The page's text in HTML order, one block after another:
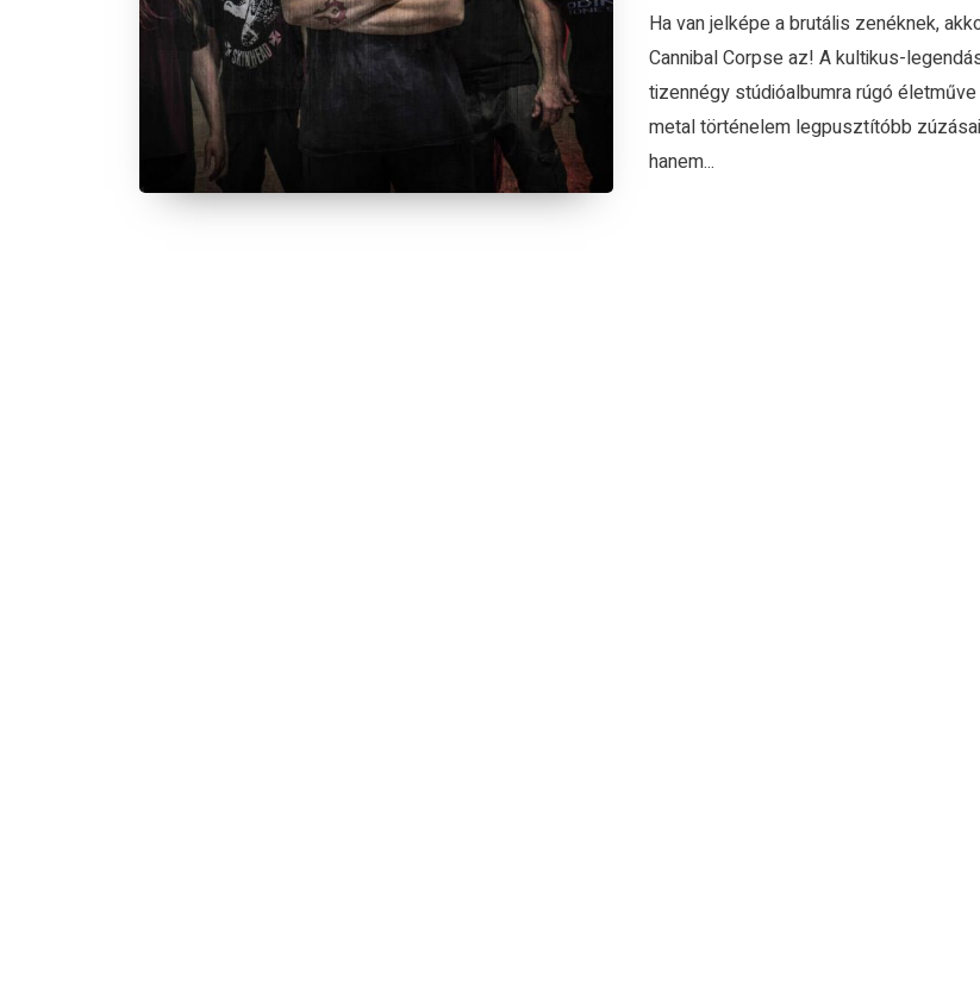
Ha van jelképe a brutális zenéknek,
Cannibal Corpse az! A kultikus-
tizennégy stúdióalbumra rúgó
metal történelem legpusztítóbb
hanem...